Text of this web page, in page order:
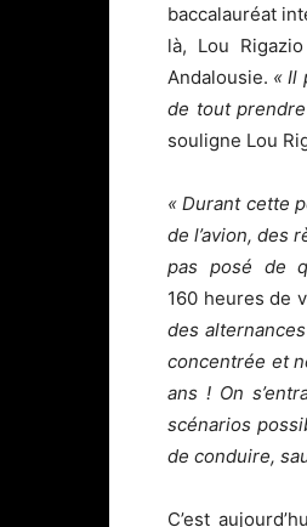
baccalauréat
là, Lou
Andalousie. « Il
de tout
souligne Lou
« Durant cette
de l’avion, des
pas posé de
160 heures de
des
concentrée et
ans ! On
scénarios
de conduire,
C’est